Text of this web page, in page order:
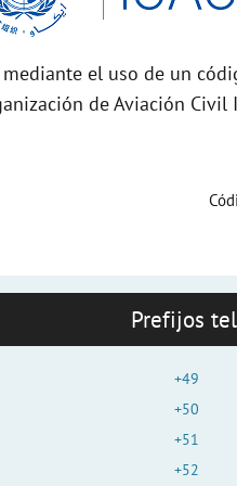
e
el uso de un
de Aviación
Prefijos
+49
+50
+51
+52